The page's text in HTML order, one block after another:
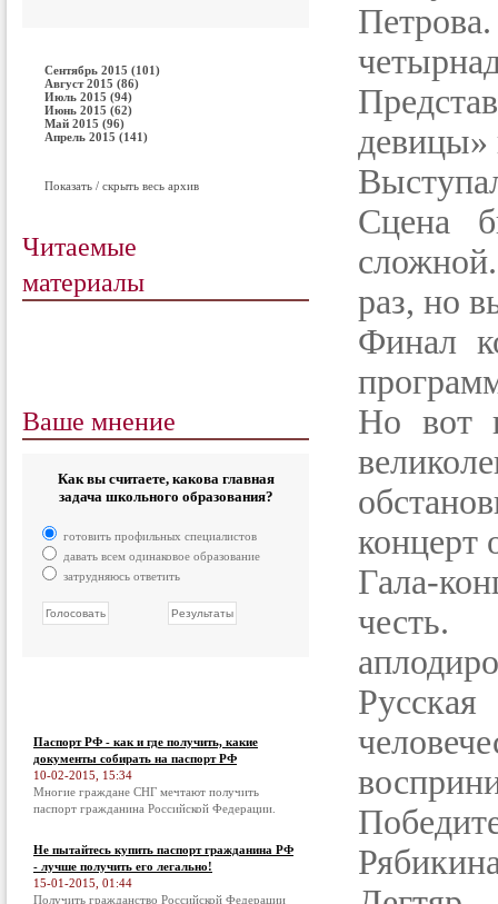
Сентябрь 2015 (101)
Август 2015 (86)
Июль 2015 (94)
Июнь 2015 (62)
Май 2015 (96)
Апрель 2015 (141)
Показать / скрыть весь архив
Читаемые
материалы
Ваше мнение
Как вы считаете, какова главная
задача школьного образования?
готовить профильных специалистов
давать всем одинаковое образование
затрудняюсь ответить
Паспорт РФ - как и где получить, какие
документы собирать на паспорт РФ
10-02-2015, 15:34
Многие граждане СНГ мечтают получить
паспорт гражданина Российской Федерации.
Не пытайтесь купить паспорт гражданина РФ
- лучше получить его легально!
15-01-2015, 01:44
Получить гражданство Российской Федерации
девицы»
Сцена
раз, но
Финал
Но вот
концерт
Гала-